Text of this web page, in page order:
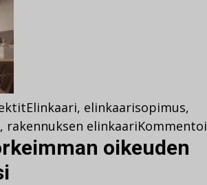
Elinkaari, elinkaarisopimus,
, rakennuksen elinkaariKommentoi
oikeuden